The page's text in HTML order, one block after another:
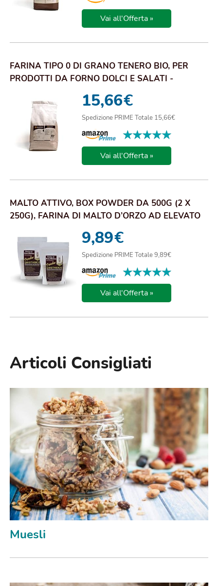
Vai all'Offerta »
FARINA TIPO 0 DI GRANO TENERO BIO, PER
PRODOTTI DA FORNO DOLCI E SALATI -
15,66€
Spedizione PRIME Totale 15,66€
★★★★★
★★★★★
Vai all'Offerta »
MALTO ATTIVO, BOX POWDER DA 500G (2 X
250G), FARINA DI MALTO D’ORZO AD ELEVATO
9,89€
Spedizione PRIME Totale 9,89€
★★★★★
★★★★★
Vai all'Offerta »
Articoli Consigliati
Muesli